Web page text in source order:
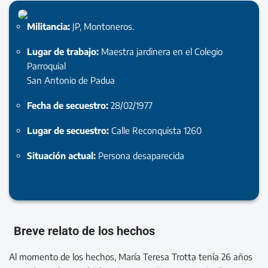
Militancia: JP, Montoneros.
Lugar de trabajo: Maestra jardinera en el Colegio
Parroquial
San Antonio de Padua
Fecha de secuestro: 28/02/1977
Lugar de secuestro: Calle Reconquista 1260
Situación actual: Persona desaparecida
Breve relato de los hechos
Al momento de los hechos, María Teresa Trotta tenía 26 años